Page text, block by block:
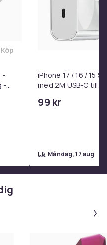
-
-
Lägg till iPhone Laddare
Köp
iPhone 17 / 16 / 15
med 2M USB-C till
99 kr
måndag, 17 aug